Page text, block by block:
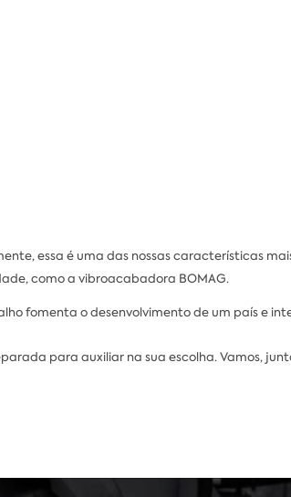
essa é uma das nossas características
como a vibroacabadora BOMAG.
fomenta o desenvolvimento de um país e
para auxiliar na sua escolha. Vamos,